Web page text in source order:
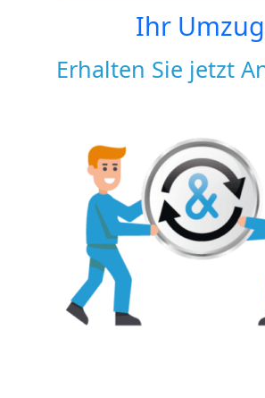
Ihr Umzug
Erhalten Sie jetzt